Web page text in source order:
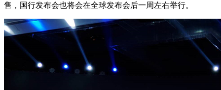
售，国行发布会也将会在全球发布会后一周左右举行。